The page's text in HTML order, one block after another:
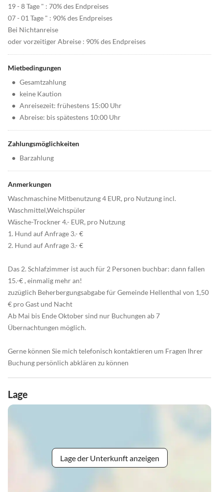
19 - 8 Tage " : 70% des Endpreises
07 - 01 Tage " : 90% des Endpreises
Bei Nichtanreise
oder vorzeitiger Abreise : 90% des Endpreises
Mietbedingungen
• Gesamtzahlung
• keine Kaution
• Anreisezeit: frühestens 15:00 Uhr
• Abreise: bis spätestens 10:00 Uhr
Zahlungsmöglichkeiten
• Barzahlung
Anmerkungen
Waschmaschine Mitbenutzung 4 EUR, pro Nutzung incl.
Waschmittel,Weichspüler
Wäsche-Trockner 4.- EUR, pro Nutzung
1. Hund auf Anfrage 3.- €
2. Hund auf Anfrage 3.- €
Das 2. Schlafzimmer ist auch für 2 Personen buchbar: dann fallen
15.-€ , einmalig mehr an!
zuzüglich Beherbergungsabgabe für Gemeinde Hellenthal von 1,50
€ pro Gast und Nacht
Ab Mai bis Ende Oktober sind nur Buchungen ab 7
Übernachtungen möglich.
Gerne können Sie mich telefonisch kontaktieren um Fragen Ihrer
Buchung persönlich abklären zu können
Lage
Lage der Unterkunft anzeigen